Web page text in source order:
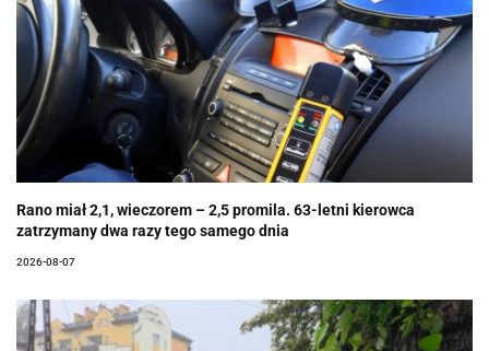
Rano miał 2,1, wieczorem – 2,5 promila. 63-letni kierowca
zatrzymany dwa razy tego samego dnia
2026-08-07